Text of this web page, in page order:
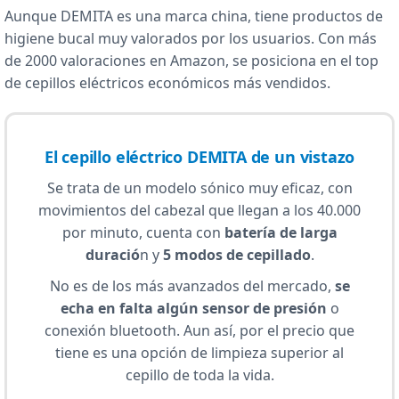
Aunque DEMITA es una marca china, tiene productos de
higiene bucal muy valorados por los usuarios. Con más
de 2000 valoraciones en Amazon, se posiciona en el top
de cepillos eléctricos económicos más vendidos.
El cepillo eléctrico DEMITA de un vistazo
Se trata de un modelo sónico muy eficaz, con
movimientos del cabezal que llegan a los 40.000
por minuto, cuenta con batería de larga
duración y5 modos de cepillado.
No es de los más avanzados del mercado, se
echa en falta algún sensor de presión o
conexión bluetooth. Aun así, por el precio que
tiene es una opción de limpieza superior al
cepillo de toda la vida.